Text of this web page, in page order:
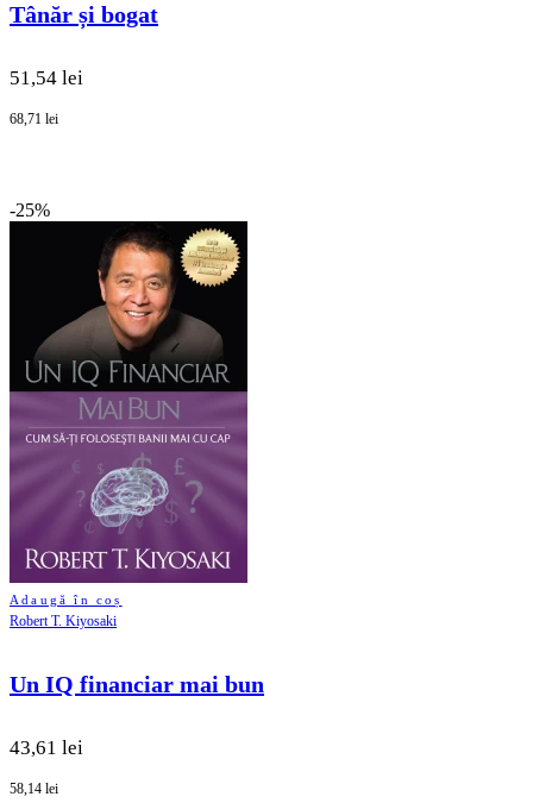
Tânăr și bogat
51,54 lei
68,71 lei
-25%
Adaugă în coș
Robert T. Kiyosaki
Un IQ financiar mai bun
43,61 lei
58,14 lei